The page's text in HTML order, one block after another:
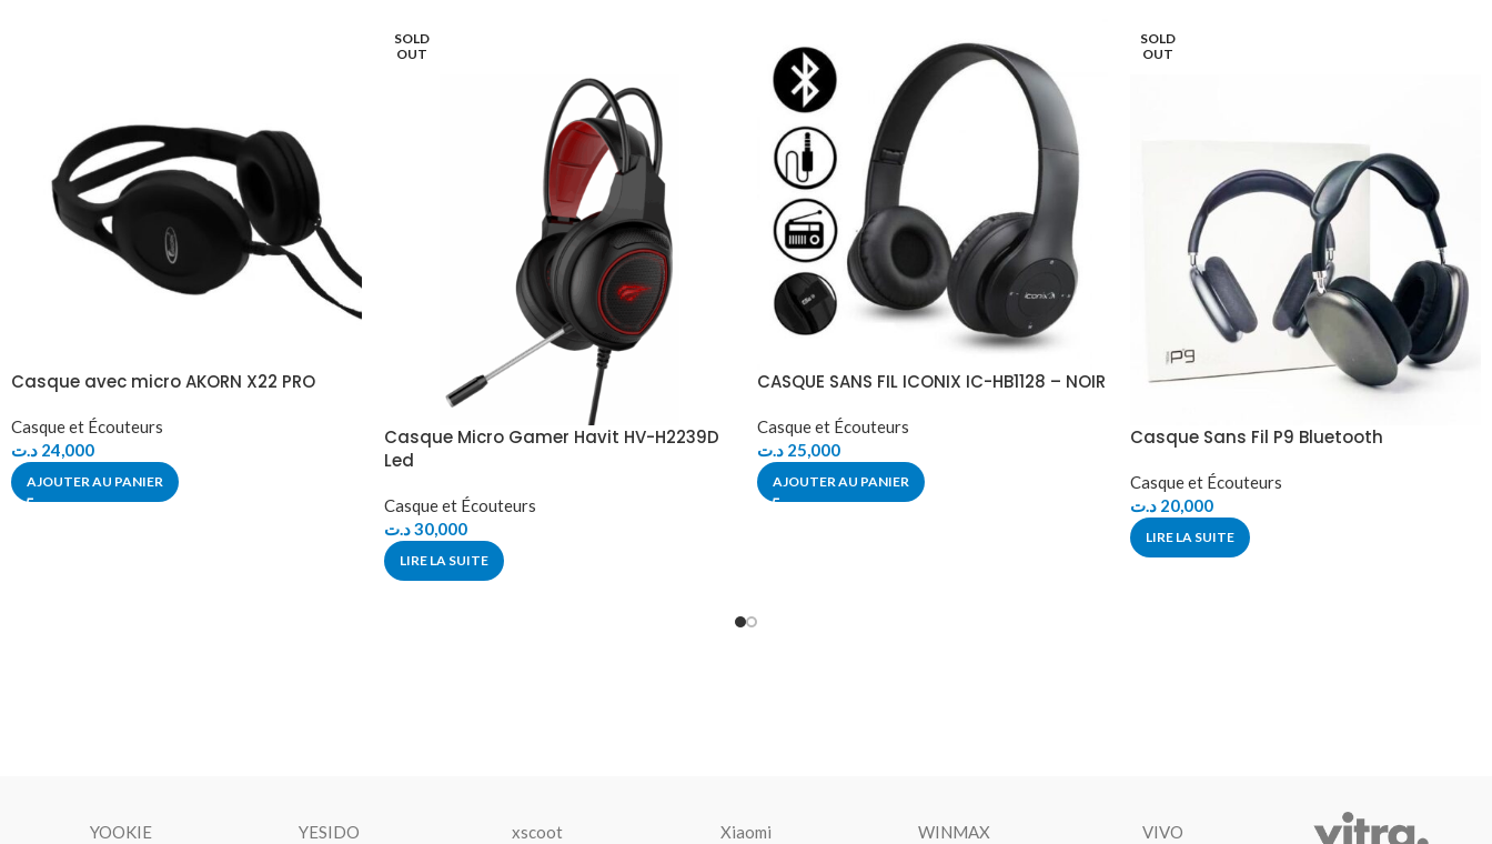
Casque avec micro AKORN X22 PRO
Casque et Écouteurs
24,000 د.ت
AJOUTER AU PANIER
SOLD
OUT
Casque Micro Gamer Havit HV-H2239D
Led
Casque et Écouteurs
30,000د.ت
LIRE LA SUITE
CASQUE SANS FIL ICONIX IC-HB1128 – NOIR
Casque et Écouteurs
25,000 د.ت
AJOUTER AU PANIER
SOLD
OUT
Casque Sans Fil P9 Bluetooth
Casque et Écouteurs
20,000 د.ت
LIRE LA SUITE
YOOKIE YESIDO xscoot Xiaomi WINMAX VIVO